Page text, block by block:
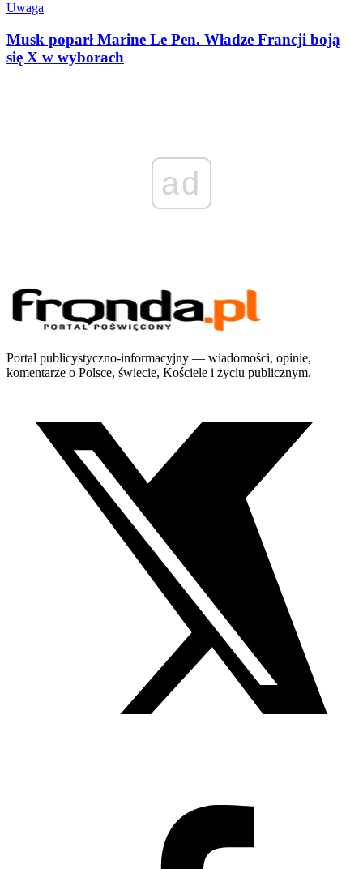
Uwaga
Musk poparł Marine Le Pen. Władze Francji boją
się X w wyborach
ad
Portal publicystyczno-informacyjny — wiadomości, opinie,
komentarze o Polsce, świecie, Kościele i życiu publicznym.